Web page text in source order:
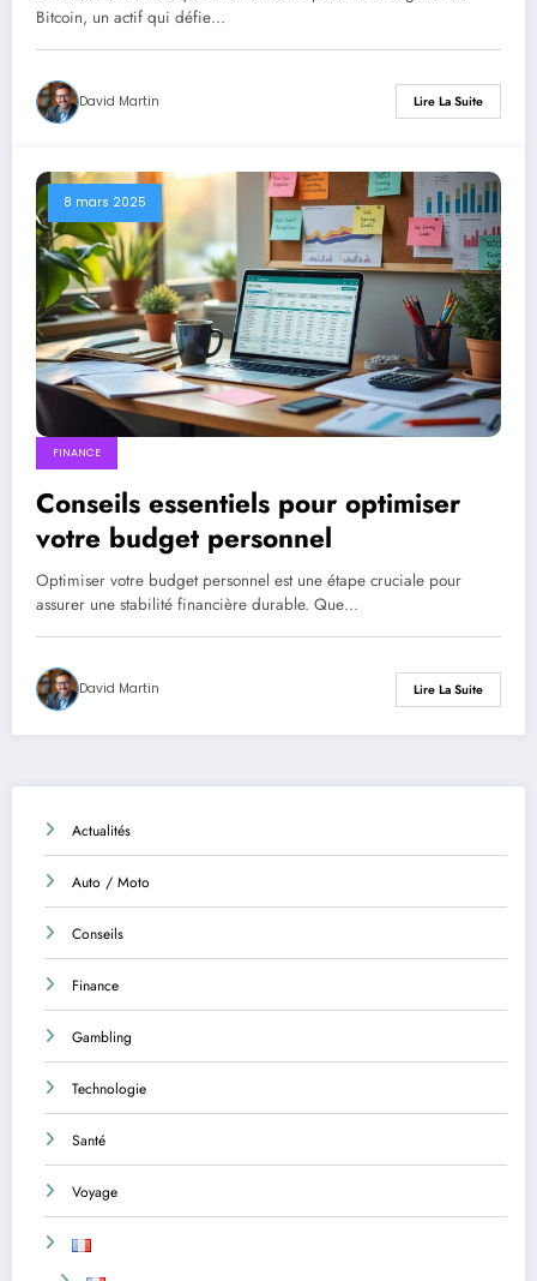
Bitcoin, un actif qui défie…
David Martin Lire La Suite
8 mars 2025
FINANCE
Conseils essentiels pour optimiser
votre budget personnel
Optimiser votre budget personnel est une étape cruciale pour
assurer une stabilité financière durable. Que…
David Martin Lire La Suite
Actualités
Auto / Moto
Conseils
Finance
Gambling
Technologie
Santé
Voyage